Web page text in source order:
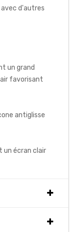
d'autres
un grand
favorisant
antiglisse
un écran clair